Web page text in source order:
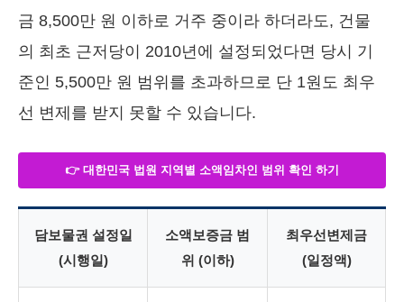
금 8,500만 원 이하로 거주 중이라 하더라도, 건물
의 최초 근저당이 2010년에 설정되었다면 당시 기
준인 5,500만 원 범위를 초과하므로 단 1원도 최우
선 변제를 받지 못할 수 있습니다.
👉 대한민국 법원 지역별 소액임차인 범위 확인 하기
담보물권 설정일
(시행일)
소액보증금 범
위 (이하)
최우선변제금
(일정액)